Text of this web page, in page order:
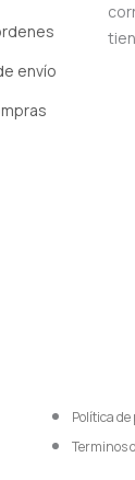
envío
Política
Terminos